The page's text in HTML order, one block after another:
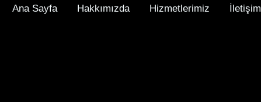
Ana Sayfa Hakkımızda Hizmetlerimiz İletişim